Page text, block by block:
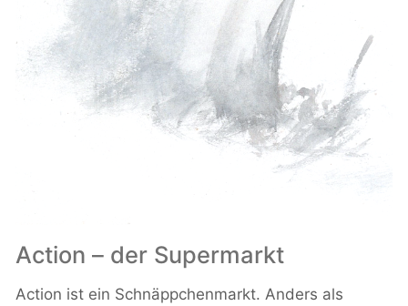
Action – der Supermarkt
Action ist ein Schnäppchenmarkt. Anders als